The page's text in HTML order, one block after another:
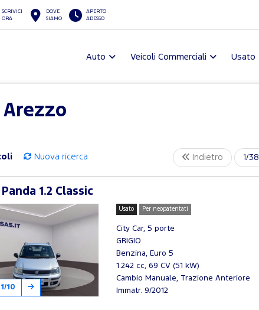
SCRIVICI
ORA
DOVE
SIAMO
APERTO
ADESSO
Auto Veicoli Commerciali Usato
Nuova ricerca Indietro 1/38
Panda 1.2 Classic
1/10
Usato Per neopatentati
City Car, 5 porte
GRIGIO
Benzina, Euro 5
1.242 cc, 69 CV (51 kW)
Cambio Manuale, Trazione Anteriore
Immatr. 9/2012